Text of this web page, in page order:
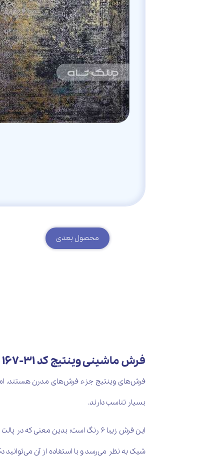
محصول بعدی
فرش ماشینی وینتیج کد 31-167
فرش‌های وینتیج جزء فرش‌های مدرن هستند.
بسیار تناسب دارند.
شیک به نظر می‌رسد و با استفاده از آن